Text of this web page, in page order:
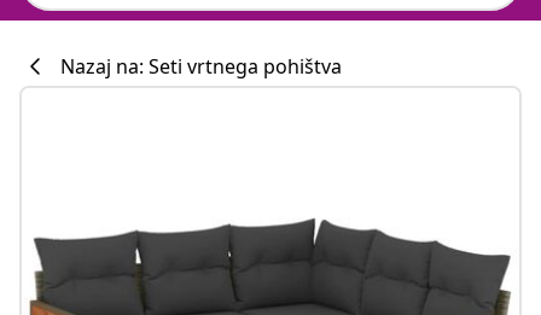
Nazaj na: Seti vrtnega pohištva